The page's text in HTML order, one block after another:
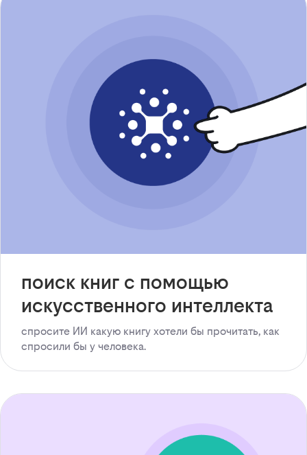
поиск книг с помощью
искусственного интеллекта
спросите ИИ какую книгу хотели бы прочитать, как
спросили бы у человека.